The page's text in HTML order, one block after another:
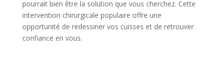
pourrait bien être la solution que vous cherchez. Cette
intervention chirurgicale populaire offre une
opportunité de redessiner vos cuisses et de retrouver
confiance en vous.